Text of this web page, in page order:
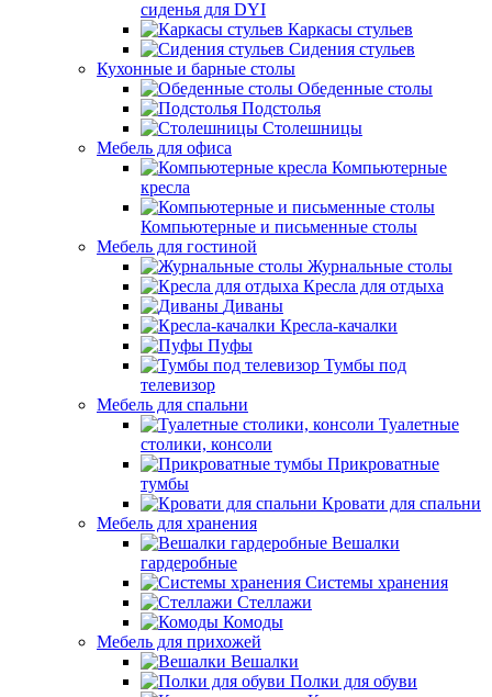
сиденья для DYI
Каркасы стульев
Сидения стульев
Кухонные и барные столы
Обеденные столы
Подстолья
Столешницы
Мебель для офиса
Компьютерные
кресла
Компьютерные и письменные столы
Мебель для гостиной
Журнальные столы
Кресла для отдыха
Диваны
Кресла-качалки
Пуфы
Тумбы под
телевизор
Мебель для спальни
Туалетные
столики, консоли
Прикроватные
тумбы
Кровати для спальни
Мебель для хранения
Вешалки
гардеробные
Системы хранения
Стеллажи
Комоды
Мебель для прихожей
Вешалки
Полки для обуви